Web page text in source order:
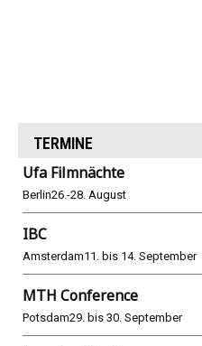
TERMINE
Ufa Filmnächte
Berlin26.-28. August
IBC
Amsterdam11. bis 14. September
MTH Conference
Potsdam29. bis 30. September